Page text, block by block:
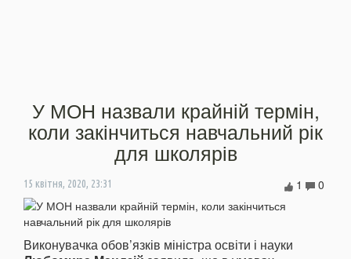
У МОН назвали крайній термін,
коли закінчиться навчальний рік
для школярів
15 квітня, 2020, 23:31 0
1
Виконувачка обов’язків міністра освіти і науки